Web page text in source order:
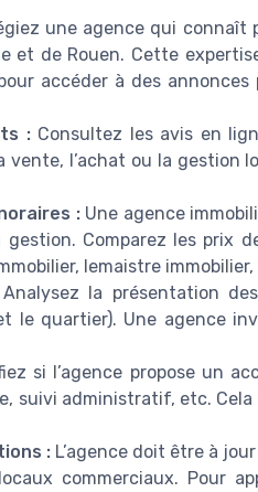
une agence qui connaît
et de Rouen. Cette
accéder à des
:Consultez les avis en
vente, l’achat ou la
:Une agence
Comparez les prix
lemaistre immobilier,
Analysez la présentation
le quartier). Une agence
si l’agence propose un
suivi administratif, etc.
: L’agence doit être à
commerciaux. Pour